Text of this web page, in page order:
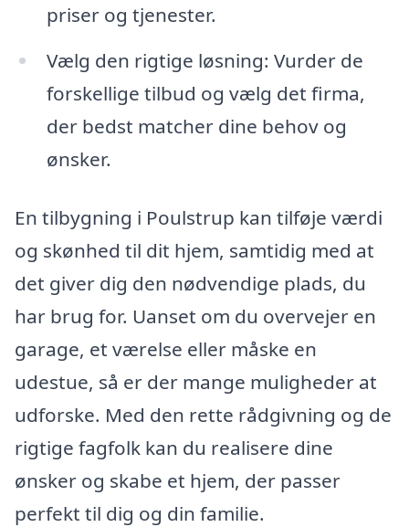
priser og tjenester.
Vælg den rigtige løsning: Vurder de
forskellige tilbud og vælg det firma,
der bedst matcher dine behov og
ønsker.
En tilbygning i Poulstrup kan tilføje værdi
og skønhed til dit hjem, samtidig med at
det giver dig den nødvendige plads, du
har brug for. Uanset om du overvejer en
garage, et værelse eller måske en
udestue, så er der mange muligheder at
udforske. Med den rette rådgivning og de
rigtige fagfolk kan du realisere dine
ønsker og skabe et hjem, der passer
perfekt til dig og din familie.